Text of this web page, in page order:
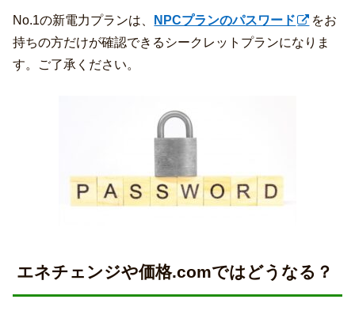
No.1の新電力プランは、 NPCプランのパスワード
をお
持ちの方だけが確認できるシークレットプランになりま
す。ご了承ください。
エネチェンジや価格.comではどうなる？